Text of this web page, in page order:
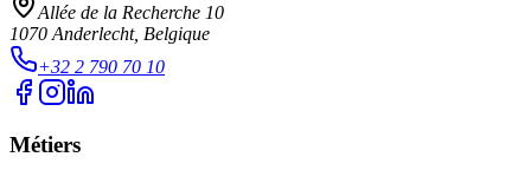
Allée de la Recherche 10
1070 Anderlecht, Belgique
+32 2 790 70 10
Métiers